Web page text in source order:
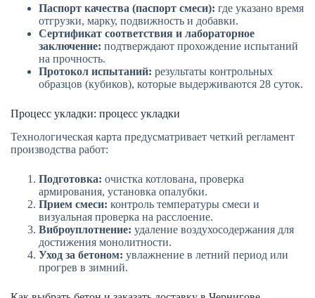
Паспорт качества (паспорт смеси): где указано время
отгрузки, марку, подвижность и добавки.
Сертификат соответствия и лабораторное
заключение: подтверждают прохождение испытаний
на прочность.
Протокол испытаний: результаты контрольных
образцов (кубиков), которые выдерживаются 28 суток.
Процесс укладки: процесс укладки
Технологическая карта предусматривает четкий регламент
производства работ:
Подготовка: очистка котлована, проверка
армирования, установка опалубки.
Прием смеси: контроль температуры смеси и
визуальная проверка на расслоение.
Виброуплотнение: удаление воздухосодержания для
достижения монолитности.
Уход за бетоном: увлажнение в летний период или
прогрев в зимний.